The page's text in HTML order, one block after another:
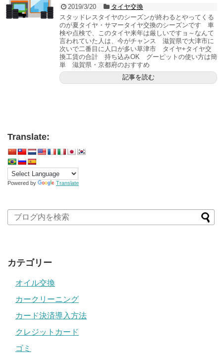
2019/3/20
タイヤ交換
スタッドレスタイヤのシーズンが終わるとやってくる
のが夏タイヤ・サマータイヤ交換のシーズンです 車
検や点検で、このタイヤ来年は厳しいですョ～なんて
言われていた人は、今がチャンス 滋賀県で大津市に
次いで二番目に人口が多い草津市 タイヤ+タイヤ交
換工賃の合計 持ち込みOK グーピットの使い方は簡
単 滋賀県・京都府のおすすめ
記事を読む
Translate:
Powered by Translate
カテゴリー
オイル交換
カークリーニング
カード決済導入方法
クレジットカード
ゴミ